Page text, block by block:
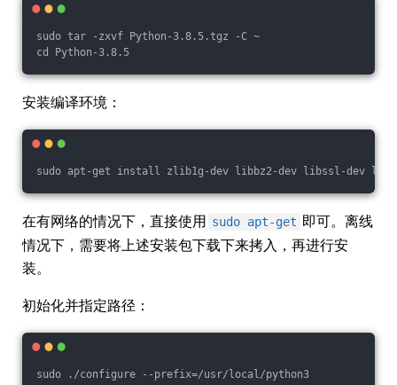
sudo tar -zxvf Python-3.8.5.tgz -C ~
cd Python-3.8.5
安装编译环境：
sudo apt-get install zlib1g-dev libbz2-dev libssl-dev
在有网络的情况下，直接使用 sudo apt-get 即可。离线
情况下，需要将上述安装包下载下来拷入，再进行安
装。
初始化并指定路径：
sudo ./configure --prefix=/usr/local/python3